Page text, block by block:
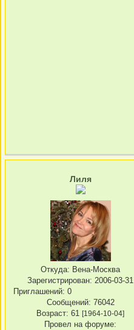
Лиля
Откуда: Вена-Москва
Зарегистрирован: 2006-03-31
Приглашений: 0
Сообщений: 76042
Возраст: 61 [1964-10-04]
Провел на форуме: